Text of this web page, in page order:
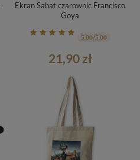
Ekran Sabat czarownic Francisco
Goya
5.00/5.00
21,90 zł